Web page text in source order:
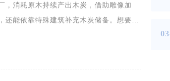
，消耗原木持续产出木炭，借助雕像加
还能依靠特殊建筑补充木炭储备。想要解
在营造菜单的生产分类中找到烧炭厂，